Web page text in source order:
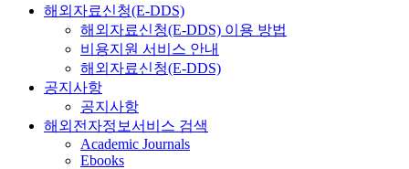
해외자료신청(E-DDS)
해외자료신청(E-DDS) 이용 방법
비용지원 서비스 안내
해외자료신청(E-DDS)
공지사항
공지사항
해외전자정보서비스 검색
Academic Journals
Ebooks